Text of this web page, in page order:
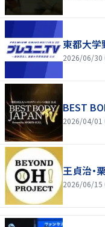
東都大学
2026/06/30
BEST
2026/04/01
王貞治・
2026/06/15